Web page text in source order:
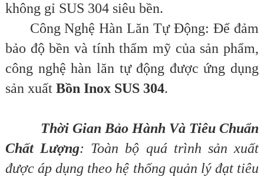
không gỉ SUS 304 siêu bền.
Công Nghệ Hàn Lăn Tự Động: Để đảm
bảo độ bền và tính thẩm mỹ của sản phẩm,
công nghệ hàn lăn tự động được ứng dụng
sản xuấtBồn Inox SUS 304.
Thời Gian Bảo Hành Và Tiêu Chuẩn
Chất Lượng: Toàn bộ quá trình sản xuất
được áp dụng theo hệ thống quản lý đạt tiêu